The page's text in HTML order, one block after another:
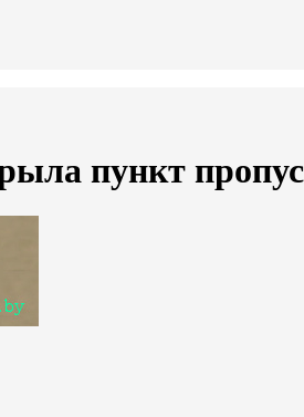
пункт